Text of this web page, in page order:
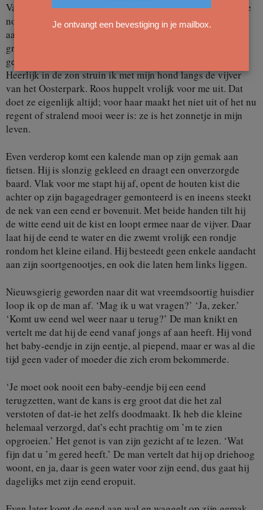
Vandaag hangt de zomer in de strakblauwe lucht, terwijl we
nog maar net met het voorjaar begonnen zijn. De bladeren
aan de bomen zitten er dit jaar al veel eerder aan, de
groeispurt is allang begonnen. Een winter hebben we niet
gehad waardoor de natuur al veel verder is dan normaal.
Heerlijk in de zon struin ik met mijn hond langs de vijver
van het Oosterpark. Roos huppelt vrolijk voor me uit. Dat
doet ze eigenlijk altijd; voor haar maakt het niet uit of het nu
regent of stralend mooi weer is: ze is het zonnetje in mijn
leven.
Even verderop komt een kalende man op zijn gemak aan
fietsen. Hij is slonzig gekleed en draagt een onverzorgde
baard. Vlak voor me stapt hij af, opent de houten kist die
achter op zijn bagagedrager gemonteerd is en ineens steekt
de nek van een eend er bovenuit. Met beide handen tilt hij
de witte eend uit de kist en loopt ermee naar de vijver. Daar
laat hij de eend te water en die zwemt vrolijk een rondje
rondom het kleine eiland. Hij besteedt geen enkele aandacht
aan zijn soortgenootjes, en ook die laten hem links liggen.
Nieuwsgierig geworden naar dit wat vreemdsoortig huisdier
loop ik op de man af. ‘Mag ik u wat vragen?’ ‘Ja, zeker.’
‘Komt uw eend wel weer naar u terug?’ De man knikt en
vertelt me dat hij de eend vanaf jongs af aan heeft. Hij vond
het baby-eendje in zijn eentje, al piepend, maar er was al die
tijd geen vader of moeder die zich erom bekommerde.
‘Je moet ook nooit een baby-eendje bij een eend
terugzetten, want de kans is erg groot dat die het zal
verstoten of dat-ie het zelfs doodmaakt. Ik heb die kleine
helemaal verzorgd, dat’s echt prachtig om ’m te zien
opgroeien.’ Het genot is van zijn gezicht af te lezen. ‘Wat
fijn dat u ’m gered heeft.’ De man vertelt dat hij op driehoog
woont, en ja, daar is geen water voor zijn eend, dus gaat hij
dagelijks met zijn eend eropuit.
Je ontvangt een bevestiging in je mailbox.